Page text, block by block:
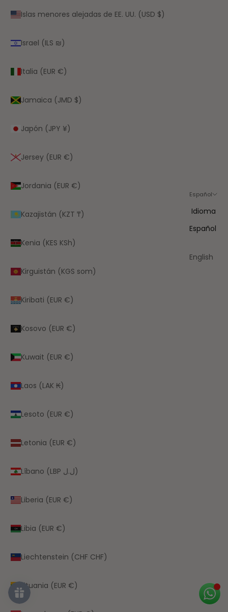
Islas menores alejadas de EE. UU. (USD $)
Israel (ILS ₪)
Italia (EUR €)
Jamaica (JMD $)
Japón (JPY ¥)
Jersey (EUR €)
Jordania (EUR €)
Kazajistán (KZT ₸)
Kenia (KES KSh)
Kirguistán (KGS som)
Kiribati (EUR €)
Kosovo (EUR €)
Kuwait (EUR €)
Laos (LAK ₭)
Lesoto (EUR €)
Letonia (EUR €)
Líbano (LBP ل.ل)
Liberia (EUR €)
Libia (EUR €)
Liechtenstein (CHF CHF)
Lituania (EUR €)
Español
Idioma
Español
English